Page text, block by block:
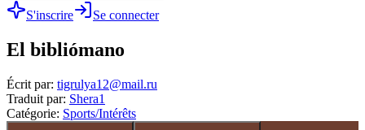
S'inscrire Se connecter
El bibliómano
Écrit par: tigrulya12@mail.ru
Traduit par: Shera1
Catégorie: Sports/Intérêts